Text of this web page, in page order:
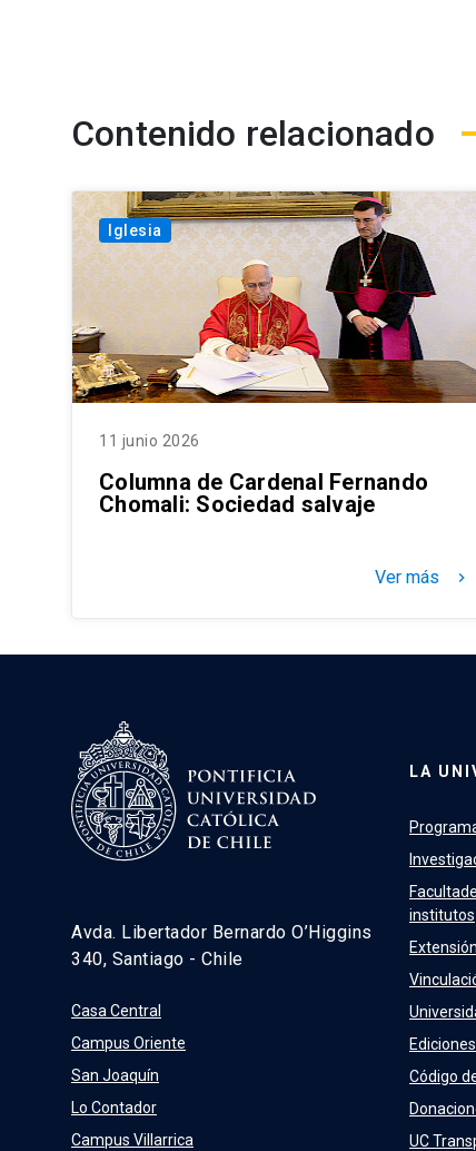
Contenido relacionado
Iglesia
11 junio 2026
Columna de Cardenal Fernando
Chomali: Sociedad salvaje
Ver más keyboard_arrow_right
Avda. Libertador Bernardo O’Higgins
340, Santiago - Chile
Casa Central
Campus Oriente
San Joaquín
Lo Contador
Campus Villarrica
LA
institutos
Extensión
Código
UC